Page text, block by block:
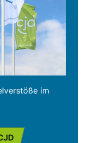
im